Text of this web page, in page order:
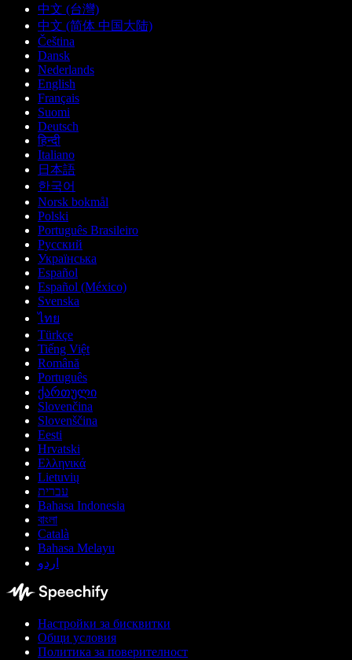
中文 (台灣)
中文 (简体 中国大陆)
Čeština
Dansk
Nederlands
English
Français
Suomi
Deutsch
हिन्दी
Italiano
日本語
한국어
Norsk bokmål
Polski
Português Brasileiro
Русский
Українська
Español
Español (México)
Svenska
ไทย
Türkçe
Tiếng Việt
Română
Português
ქართული
Slovenčina
Slovenščina
Eesti
Hrvatski
Ελληνικά
Lietuvių
עברית
Bahasa Indonesia
বাংলা
Català
Bahasa Melayu
اردو
Настройки за бисквитки
Общи условия
Политика за поверителност